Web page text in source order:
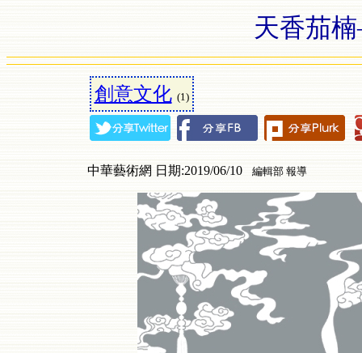
天香茄
創意文化 (1)
中華藝術網 日期:2019/06/10 編輯部 報導